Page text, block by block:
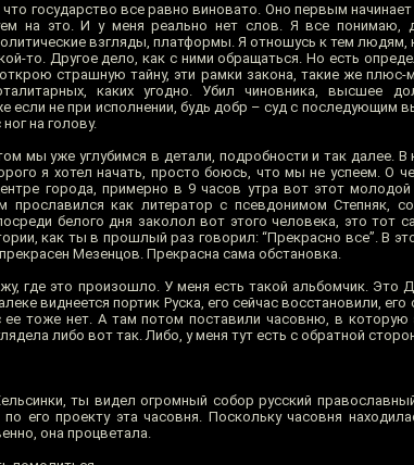
государство все равно виновато. Оно первым
на это. И у меня реально нет слов. Я все понимаю,
взгляды, платформы. Я отношусь к тем людям,
то. Другое дело, как с ними обращаться. Но есть
страшную тайну, эти рамки закона, такие же плюс-
каких угодно. Убил чиновника, высшее
если не при исполнении, будь добр – суд с последующим
на голову.
мы уже углубимся в детали, подробности и так далее. В
я хотел начать, просто боюсь, что мы не успеем. О
города, примерно в 9 часов утра вот этот
как литератор с псевдонимом Степняк,
белого дня заколол вот этого человека, это
как ты в прошлый раз говорил: “Прекрасно все”. В
Мезенцов. Прекрасна сама обстановка.
где это произошло. У меня есть такой альбомчик. Это
виднеется портик Руска, его сейчас восстановили, его
ее тоже нет. А там потом поставили часовню, в
либо вот так. Либо, у меня тут есть с обратной
ты видел огромный собор русский
его проекту эта часовня. Поскольку часовня
она процветала.